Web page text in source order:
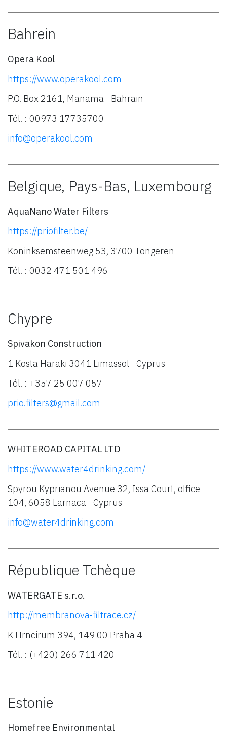
Bahrein
Opera Kool
https://www.operakool.com
P.O. Box 2161, Manama - Bahrain
Tél. : 00973 17735700
info@operakool.com
Belgique, Pays-Bas, Luxembourg
AquaNano Water Filters
https://priofilter.be/
Koninksemsteenweg 53, 3700 Tongeren
Tél. : 0032 471 501 496
Chypre
Spivakon Construction
1 Kosta Haraki 3041 Limassol - Cyprus
Tél. : +357 25 007 057
prio.filters@gmail.com
WHITEROAD CAPITAL LTD
https://www.water4drinking.com/
Spyrou Kyprianou Avenue 32, Issa Court, office
104, 6058 Larnaca - Cyprus
info@water4drinking.com
République Tchèque
WATERGATE s.r.o.
http://membranova-filtrace.cz/
K Hrncirum 394, 149 00 Praha 4
Tél. : (+420) 266 711 420
Estonie
Homefree Environmental